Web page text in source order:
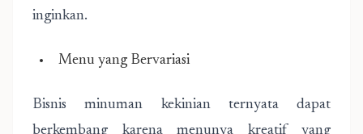
inginkan.
Menu yang Bervariasi
Bisnis minuman kekinian ternyata dapat
berkembang karena menunya kreatif yang